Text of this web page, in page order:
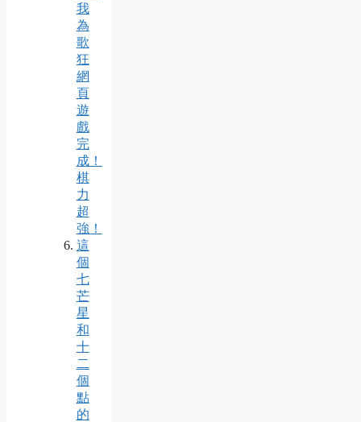
我
為
歌
狂
網
頁
遊
戲
完
成！
棋
力
超
強！
這
個
七
芒
星
和
十
二
個
點
的